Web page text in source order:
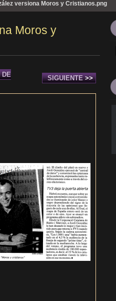
versiona Moros y Cristianos.png
Moros y
DE
SIGUIENTE >>